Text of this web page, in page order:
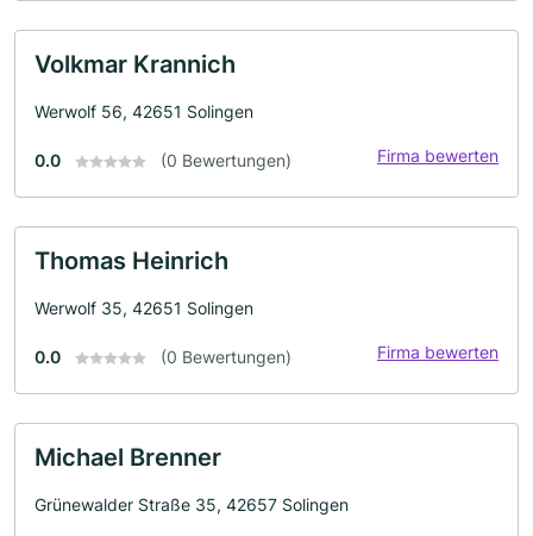
Volkmar Krannich
Werwolf 56, 42651 Solingen
0.0 (0 Bewertungen) Firma bewerten
Thomas Heinrich
Werwolf 35, 42651 Solingen
0.0 (0 Bewertungen) Firma bewerten
Michael Brenner
Grünewalder Straße 35, 42657 Solingen